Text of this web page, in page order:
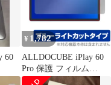
60
¥ 1,782
ALLDOCUBE iPlay 60
Pro 保護 フィルム
OverLay Eye Protector